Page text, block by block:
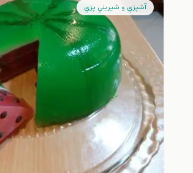
آشپزي و شيريني پزي